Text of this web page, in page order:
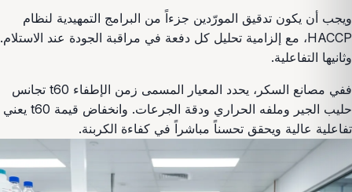
ويجب أن يكون تدقيق المورّدين جزءاً من البرامج التمهيدية لنظام
HACCP، مع إلزامية تحليل كل دفعة في مراقبة الجودة عند الاستلام.
وثانيها التفاعلية.
ففي مصانع السكر، يحدد المعيار المسمى زمن الإطفاء t60 تجانس
حليب الجير وملفه الحراري ودقة الجرعات. وانخفاض قيمة t60 يعني
تفاعلية عالية ويحقق تحسناً مباشراً في كفاءة الكربنة.